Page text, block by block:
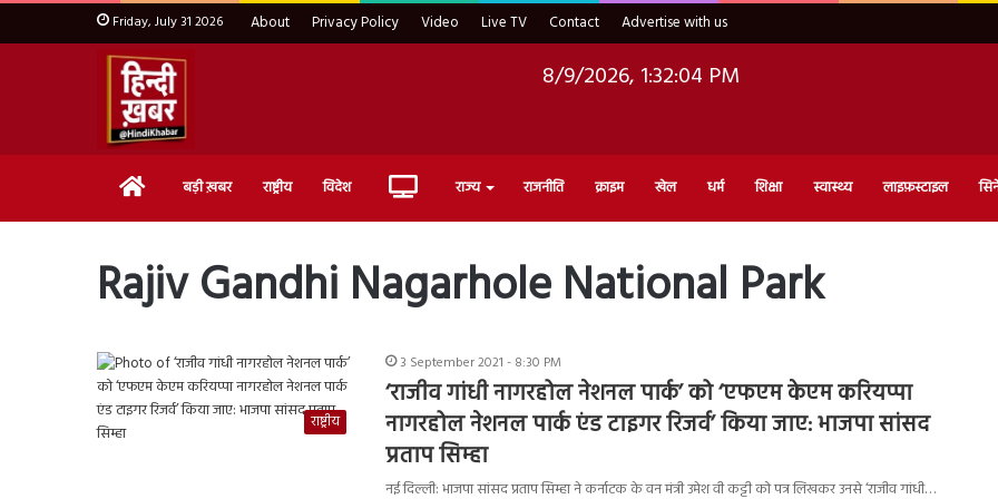
Friday, July 31 2026 About Privacy Policy Video Live TV Contact Advertise with us
8/9/2026, 1:32:05 PM
Home बड़ी ख़बर राष्ट्रीय विदेश Live राज्य राजनीति क्राइम खेल धर्म शिक्षा स्वास्थ्य लाइफ़स्टाइल
Rajiv Gandhi Nagarhole National Park
राष्ट्रीय
3 September 2021 - 8:30 PM
‘राजीव गांधी नागरहोल नेशनल पार्क’ को ‘एफएम केएम करियप्पा
नागरहोल नेशनल पार्क एंड टाइगर रिजर्व’ किया जाए: भाजपा सांसद
प्रताप सिम्हा
नई दिल्ली: भाजपा सांसद प्रताप सिम्हा ने कर्नाटक के वन मंत्री उमेश वी कट्टी को पत्र लिखकर उनसे ‘राजीव गांधी…